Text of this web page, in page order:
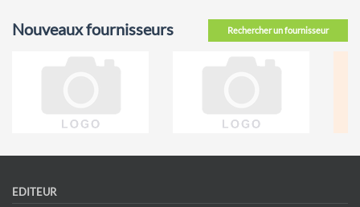
Rechercher un fournisseur
Nouveaux fournisseurs
EDITEUR